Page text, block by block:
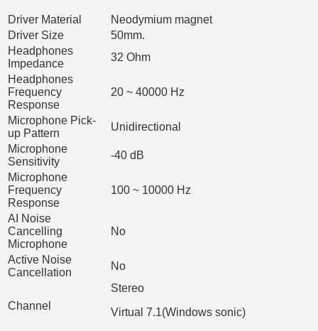
Driver Material
Neodymium magnet
Driver Size
50mm.
Headphones
Impedance
32 Ohm
Headphones
Frequency
Response
20 ~ 40000 Hz
Microphone Pick-
up Pattern
Unidirectional
Microphone
Sensitivity
-40 dB
Microphone
Frequency
Response
100 ~ 10000 Hz
AI Noise
Cancelling
Microphone
No
Active Noise
Cancellation
No
Channel
Stereo
Virtual 7.1(Windows sonic)